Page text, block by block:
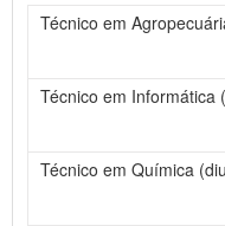
Técnico em
Técnico em Informática
Técnico em Química